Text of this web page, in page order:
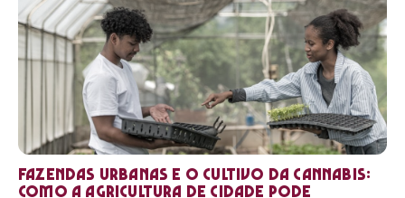
Fazendas urbanas e o cultivo da cannabis:
como a agricultura de cidade pode